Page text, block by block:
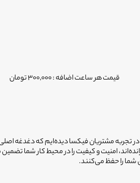
قیمت هر ساعت اضافه : 300,000 تومان
تجربه مشتریان فیکسا دیده‌ایم که دغدغه
شما را حفظ می‌کنند.